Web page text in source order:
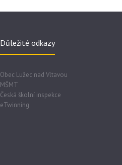
Důležité odkazy
Obec Lužec nad Vltavou
MŠMT
Česká školní inspekce
eTwinning